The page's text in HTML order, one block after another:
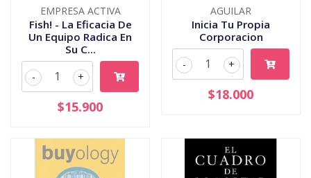
EMPRESA ACTIVA
Fish! - La Eficacia De
Un Equipo Radica En
Su C...
+
-
$15.900
AGUILAR
Inicia Tu Propia
Corporacion
+
-
$18.000